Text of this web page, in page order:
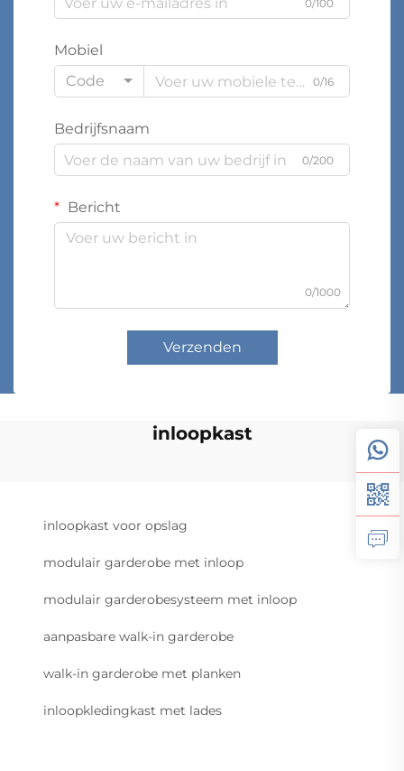
0/100
Mobiel
Code
0/16
Bedrijfsnaam
0/200
Bericht
0/1000
Verzenden
inloopkast
inloopkast voor opslag
modulair garderobe met inloop
modulair garderobesysteem met inloop
aanpasbare walk-in garderobe
walk-in garderobe met planken
inloopkledingkast met lades